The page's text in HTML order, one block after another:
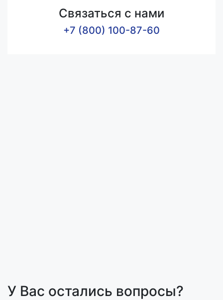
Связаться с нами
+7 (800) 100-87-60
У Вас остались вопросы?